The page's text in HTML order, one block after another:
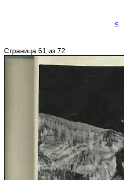
<
Страница 61 из 72